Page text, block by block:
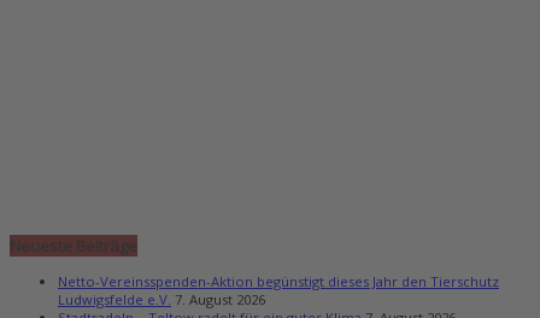
Neueste Beiträge
Netto-Vereinsspenden-Aktion begünstigt dieses Jahr den Tierschutz
Ludwigsfelde e.V. 7. August 2026